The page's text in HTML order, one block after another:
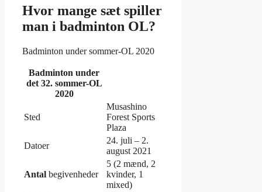
Hvor mange sæt spiller
man i badminton OL?
Badminton under sommer-OL 2020
Badminton under
det 32. sommer-OL
2020
Sted
Musashino
Forest Sports
Plaza
Datoer
24. juli – 2.
august 2021
Antal begivenheder
5 (2 mænd, 2
kvinder, 1
mixed)